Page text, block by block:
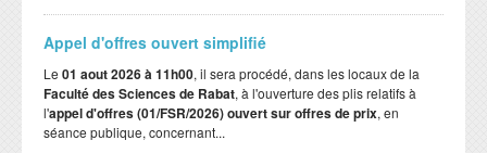
Appel d'offres ouvert simplifié
Le 01 aout 2026 à 11h00, il sera procédé, dans les locaux de la
Faculté des Sciences de Rabat, à l'ouverture des plis relatifs à
l'appel d'offres (01/FSR/2026) ouvert sur offres de prix, en
séance publique, concernant...